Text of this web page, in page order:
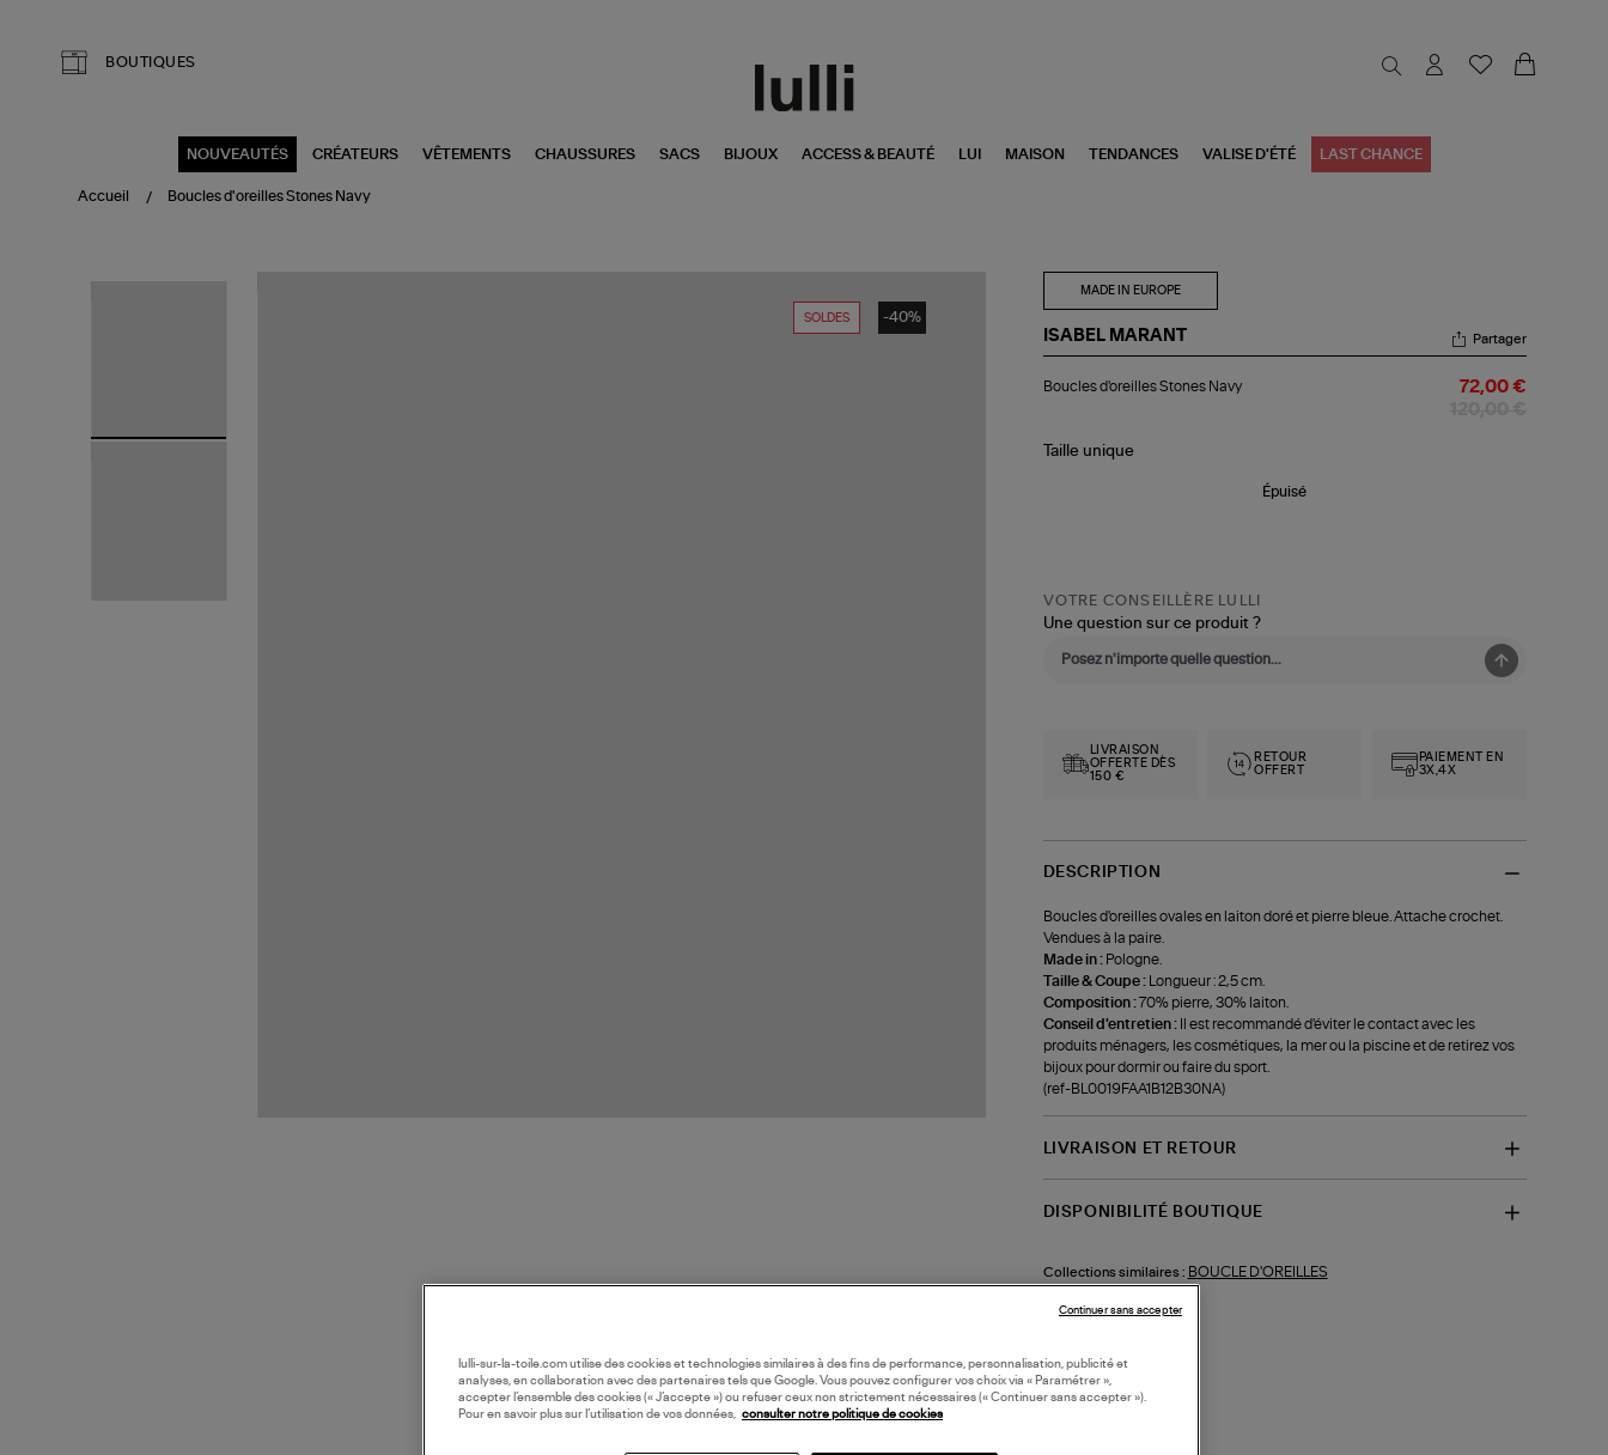
BOUTIQUES
NOUVEAUTÉS CRÉATEURS VÊTEMENTS CHAUSSURES SACS BIJOUX ACCESS & BEAUTÉ LUI MAISON TENDANCES VALISE D'ÉTÉ LAST CHANCE
Accueil Boucles d'oreilles Stones Navy
SOLDES -40%
MADE IN EUROPE
ISABEL MARANT
d'oreilles
Partager
Boucles d'oreilles Stones Navy 72,00 €
Taille unique
Épuisé
VOTRE CONSEILLÈRE LULLI
Une question sur ce produit ?
LIVRAISON
OFFERTE DÈS
150 €
RETOUR
OFFERT
PAIEMENT EN
3X,4X
DESCRIPTION
Boucles d'oreilles ovales en laiton doré et pierre bleue. Attache crochet.
Vendues à la paire.
Made in : Pologne.
Taille & Coupe :
Longueur : 2,5 cm.
Composition :70% pierre, 30% laiton.
Conseil d'entretien :
Il est recommandé d'éviter le contact avec les
produits ménagers, les cosmétiques, la mer ou la piscine et de retirez vos
bijoux pour dormir ou faire du sport.
(ref-BL0019FAA1B12B30NA)
LIVRAISON ET RETOUR
DISPONIBILITÉ BOUTIQUE
Collections similaires : BOUCLE D'OREILLES
lulli-sur-la-toile.com utilise des cookies et technologies similaires à des fins de performance, personnalisation, publicité et
analyses, en collaboration avec des partenaires tels que Google. Vous pouvez configurer vos choix via « Paramétrer »,
accepter l’ensemble des cookies (« J’accepte ») ou refuser ceux non strictement nécessaires (« Continuer sans accepter »).
Pour en savoir plus sur l’utilisation de vos données,
consulter notre politique de cookies
Continuer sans accepter